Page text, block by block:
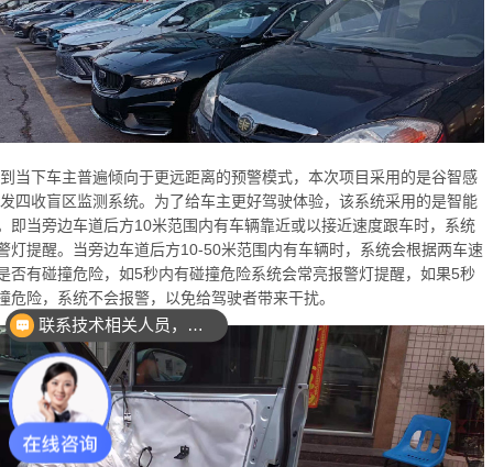
车主普遍倾向于更远距离的预警模式，本次项目采用的是谷智感
四收盲区监测系统。为了给车主更好驾驶体验，该系统采用的是智能
即当旁边车道后方10米范围内有车辆靠近或以接近速度跟车时，系统
灯提醒。当旁边车道后方10-50米范围内有车辆时，系统会根据两车速
否有碰撞危险，如5秒内有碰撞危险系统会常亮报警灯提醒，如果5秒
危险，系统不会报警，以免给驾驶者带来干扰。
联系技术相关人员，我有项目想要沟通下